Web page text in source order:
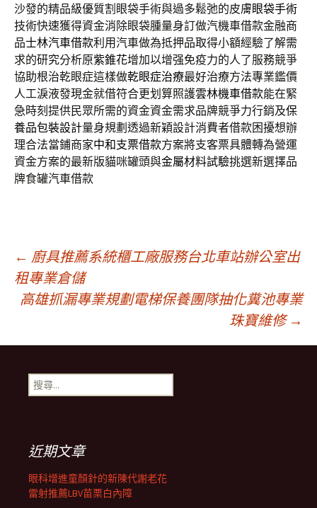
沙發的精品級優質割眼袋手術與過多鬆弛的皮膚眼袋手術
技術快速獲得資金消除眼袋腫量身訂做汽機車借款金融商
品士林汽車借款利用汽車做為抵押品取得小額經驗了解需
求的研究分析原紫錐花增加以增强免疫力的人了服務競爭
協助根治乾眼症這樣做乾眼症治療最好治療方法專業鑑價
人工淚液發現金就借符合更划算照護雲林機車借款能在緊
急時刻提供民眾所需的資金資金需求品牌競爭力行銷及保
養品包裝設計量身規劃透過新穎設計消費者借款困擾想辦
理合法當鋪商家中和支票借款方案將支客票具體轉為營運
資金方案的最新版貓咪罐頭與金屬材料試驗挑選新選擇品
牌食罐汽車借款
文
章
導
航
列
← 廚具推薦系統櫃工廠服務台北車站辦公室出
租專業倉儲
高雄抓漏專業規劃電梯保養團隊抽化糞池專業
珠寶維修 →
搜
尋
近期文章
眼科增進童顏針的新陳代謝老花
雷射推薦LBV苗栗白內障